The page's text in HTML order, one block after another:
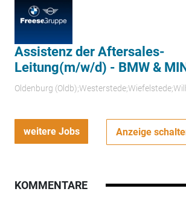
Assistenz der Aftersales-
Leitung(m/w/d) - BMW & MINI
Oldenburg
weitere Jobs Anzeige
KOMMENTARE